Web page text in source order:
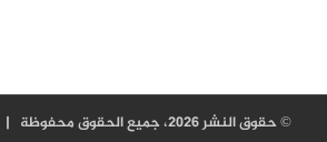
© حقوق النشر 2026، جميع الحقوق محفوظة |